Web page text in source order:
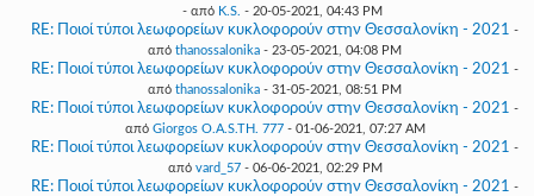
- από K.S. - 20-05-2021, 04:43 PM
RE: Ποιοί τύποι λεωφορείων κυκλοφορούν στην Θεσσαλονίκη - 2021 -
από thanossalonika - 23-05-2021, 04:08 PM
RE: Ποιοί τύποι λεωφορείων κυκλοφορούν στην Θεσσαλονίκη - 2021 -
από thanossalonika - 31-05-2021, 08:51 PM
RE: Ποιοί τύποι λεωφορείων κυκλοφορούν στην Θεσσαλονίκη - 2021 -
από Giorgos O.A.S.TH. 777- 01-06-2021, 07:27 AM
RE: Ποιοί τύποι λεωφορείων κυκλοφορούν στην Θεσσαλονίκη - 2021 -
από vard_57- 06-06-2021, 02:29 PM
RE: Ποιοί τύποι λεωφορείων κυκλοφορούν στην Θεσσαλονίκη - 2021 -